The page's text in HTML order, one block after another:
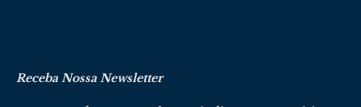
Receba Nossa Newsletter